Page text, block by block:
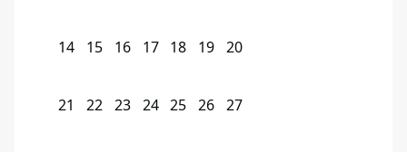
14 15 16 17 18 19 20
21 22 23 24 25 26 27